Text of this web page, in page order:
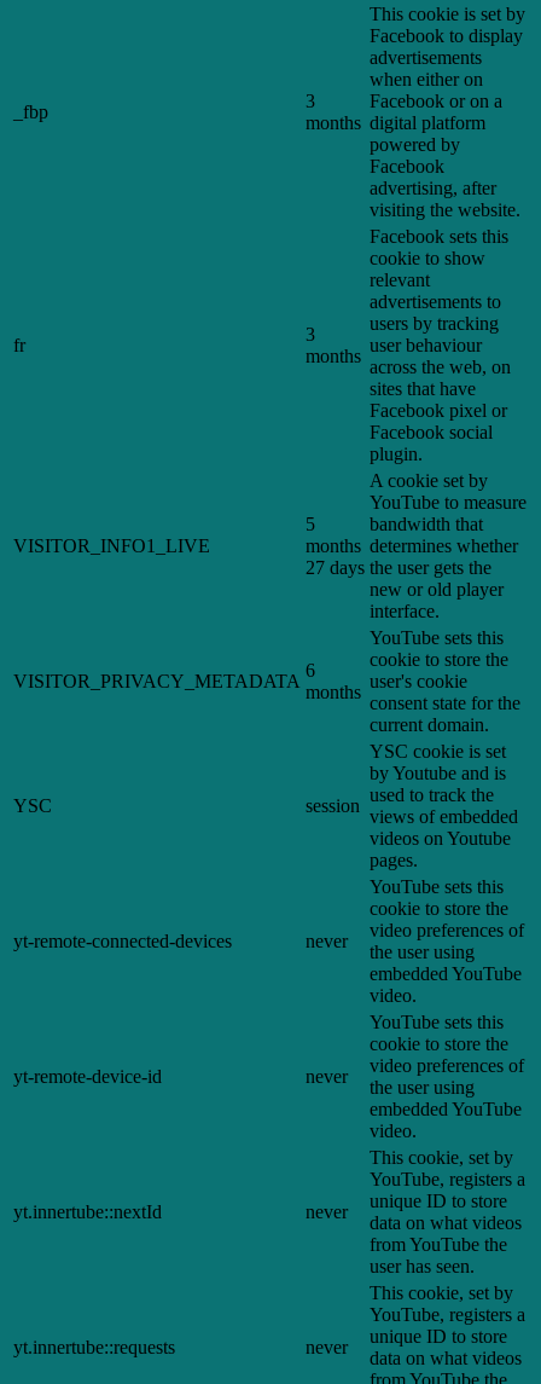
_fbp
3
months
This cookie is set by
Facebook to display
advertisements
when either on
Facebook or on a
digital platform
powered by
Facebook
advertising, after
visiting the website.
fr
3
months
Facebook sets this
cookie to show
relevant
advertisements to
users by tracking
user behaviour
across the web, on
sites that have
Facebook pixel or
Facebook social
plugin.
VISITOR_INFO1_LIVE
5
months
27 days
A cookie set by
YouTube to measure
bandwidth that
determines whether
the user gets the
new or old player
interface.
VISITOR_PRIVACY_METADATA
6
months
YouTube sets this
cookie to store the
user's cookie
consent state for the
current domain.
YSC session
YSC cookie is set
by Youtube and is
used to track the
views of embedded
videos on Youtube
pages.
yt-remote-connected-devices never
YouTube sets this
cookie to store the
video preferences of
the user using
embedded YouTube
video.
yt-remote-device-id never
YouTube sets this
cookie to store the
video preferences of
the user using
embedded YouTube
video.
yt.innertube::nextId never
This cookie, set by
YouTube, registers a
unique ID to store
data on what videos
from YouTube the
user has seen.
yt.innertube::requests never
This cookie, set by
YouTube, registers a
unique ID to store
data on what videos